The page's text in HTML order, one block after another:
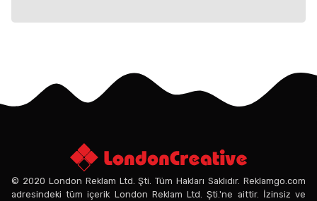
© 2020 London Reklam Ltd. Şti. Tüm Hakları Saklıdır. Reklamgo.com
adresindeki tüm içerik London Reklam Ltd. Şti.'ne aittir. İzinsiz ve